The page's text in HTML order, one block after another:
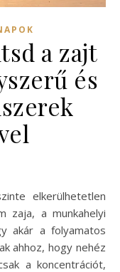
a zajt
és
zaja, a munkahelyi
akár a folyamatos
ahhoz, hogy nehéz
a koncentrációt,